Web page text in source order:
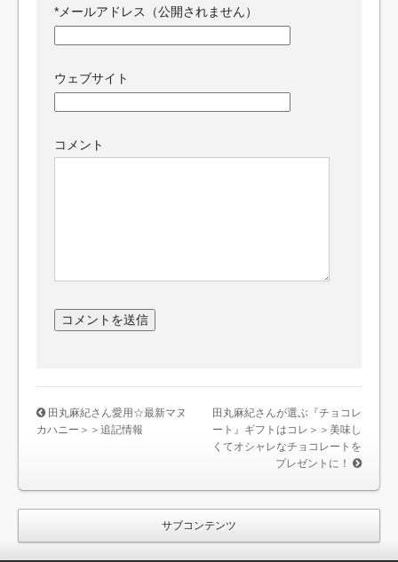
* メールアドレス（公開されません）
ウェブサイト
コメント
田丸麻紀さん愛用☆最新マヌ
カハニー＞＞追記情報
田丸麻紀さんが選ぶ『チョコレ
ート』ギフトはコレ＞＞美味し
くてオシャレなチョコレートを
プレゼントに！
サブコンテンツ